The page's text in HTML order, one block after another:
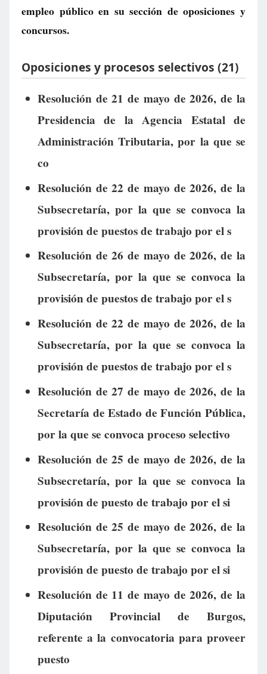
empleo públicoen su sección de oposiciones y
concursos.
Oposiciones y procesos selectivos (21)
Resolución de 21 de mayo de 2026, de la
Presidencia de la Agencia Estatal de
Administración Tributaria, por la que se
co
Resolución de 22 de mayo de 2026, de la
Subsecretaría, por la que se convoca la
provisión de puestos de trabajo por el s
Resolución de 26 de mayo de 2026, de la
Subsecretaría, por la que se convoca la
provisión de puestos de trabajo por el s
Resolución de 22 de mayo de 2026, de la
Subsecretaría, por la que se convoca la
provisión de puestos de trabajo por el s
Resolución de 27 de mayo de 2026, de la
Secretaría de Estado de Función Pública,
por la que se convoca proceso selectivo
Resolución de 25 de mayo de 2026, de la
Subsecretaría, por la que se convoca la
provisión de puesto de trabajo por el si
Resolución de 25 de mayo de 2026, de la
Subsecretaría, por la que se convoca la
provisión de puesto de trabajo por el si
Resolución de 11 de mayo de 2026, de la
Diputación Provincial de Burgos,
referente a la convocatoria para proveer
puesto